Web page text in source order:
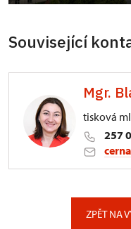
Související
Mgr.
tisková
257
ZPĚT NA